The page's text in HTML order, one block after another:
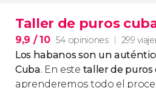
Taller de puros
9,9 / 10 54 opiniones 299
Los habanos son un
Cuba. En este taller de puros
aprenderemos todo el